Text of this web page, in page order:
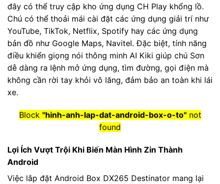
đây có thể truy cập kho ứng dụng CH Play khổng lồ.
Chú có thể thoải mái cài đặt các ứng dụng giải trí như
YouTube, TikTok, Netflix, Spotify hay các ứng dụng
bản đồ như Google Maps, Navitel. Đặc biệt, tính năng
điều khiển giọng nói thông minh AI Kiki giúp chú Sơn
dễ dàng ra lệnh mở ứng dụng, tìm đường, gọi điện mà
không cần rời tay khỏi vô lăng, đảm bảo an toàn khi lái
xe.
Block "hinh-anh-lap-dat-android-box-o-to"not
found
Lợi Ích Vượt Trội Khi Biến Màn Hình Zin Thành
Android
Việc lắp đặt Android Box DX265 Destinator mang lại